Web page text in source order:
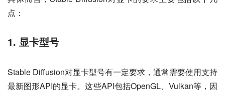
点：
1. 显卡型号
Stable Diffusion对显卡型号有一定要求，通常需要使用支持
最新图形API的显卡。这些API包括OpenGL、Vulkan等，因